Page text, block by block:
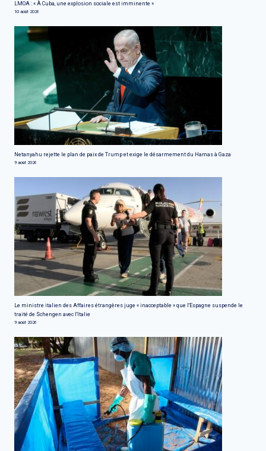
LMOA : « À Cuba, une explosion sociale est imminente »
10 août 2026
Netanyahu rejette le plan de paix de Trump et exige le désarmement du Hamas à Gaza
9 août 2026
Le ministre italien des Affaires étrangères juge « inacceptable » que l'Espagne suspende le
traité de Schengen avec l'Italie
9 août 2026